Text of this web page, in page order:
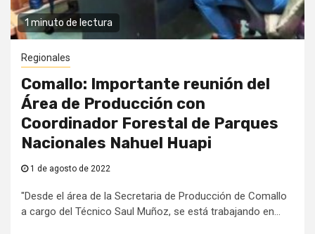
1 minuto de lectura
Regionales
Comallo: Importante reunión del
Área de Producción con
Coordinador Forestal de Parques
Nacionales Nahuel Huapi
1 de agosto de 2022
"Desde el área de la Secretaria de Producción de Comallo
a cargo del Técnico Saul Muñoz, se está trabajando en...